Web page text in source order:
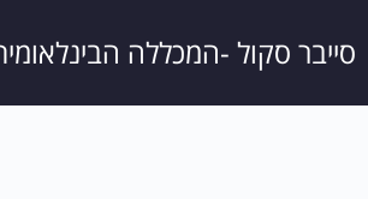
סייבר סקול -המכללה